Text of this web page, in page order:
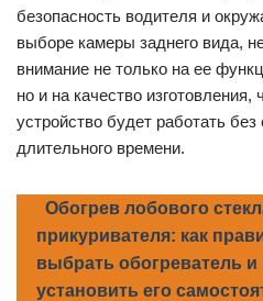
безопасность водителя и
выборе камеры заднего вида,
внимание не только на ее
но и на качество
устройство будет работать
длительного времени.
Обогрев лобового
прикуривателя: как
выбрать обогреватель и
установить его